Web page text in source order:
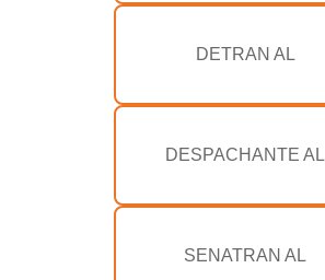
DETRAN AL
DESPACHANTE AL
SENATRAN AL